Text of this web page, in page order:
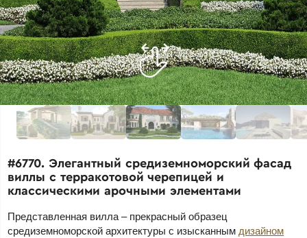
#6770. Элегантный средиземноморский фасад
виллы с терракотовой черепицей и
классическими арочными элементами
Представленная вилла – прекрасный образец
средиземноморской архитектуры с изысканным дизайном